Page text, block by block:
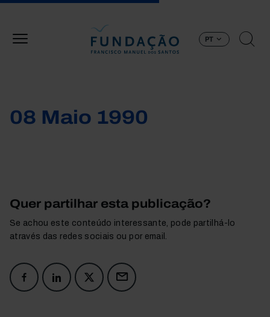
PT
08 Maio 1990
Quer partilhar esta publicação?
Se achou este conteúdo interessante, pode partilhá-lo
através das redes sociais ou por email.